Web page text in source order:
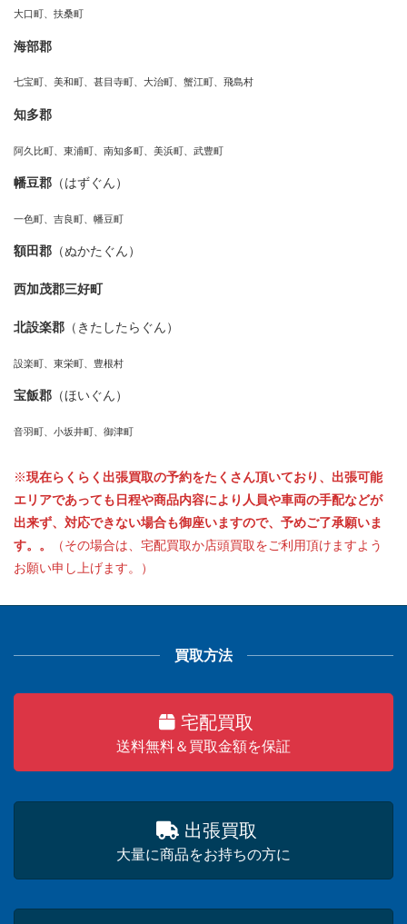
大口町、扶桑町
海部郡
七宝町、美和町、甚目寺町、大治町、蟹江町、飛島村
知多郡
阿久比町、東浦町、南知多町、美浜町、武豊町
幡豆郡 （はずぐん）
一色町、吉良町、幡豆町
額田郡 （ぬかたぐん）
西加茂郡三好町
北設楽郡 （きたしたらぐん）
設楽町、東栄町、豊根村
宝飯郡 （ほいぐん）
音羽町、小坂井町、御津町
※現在らくらく出張買取の予約をたくさん頂いており、出張可能
エリアであっても日程や商品内容により人員や車両の手配などが
出来ず、対応できない場合も御座いますので、予めご了承願いま
す。。
（その場合は、宅配買取か店頭買取をご利用頂けますよう
お願い申し上げます。）
買取方法
宅配買取
送料無料＆買取金額を保証
出張買取
大量に商品をお持ちの方に